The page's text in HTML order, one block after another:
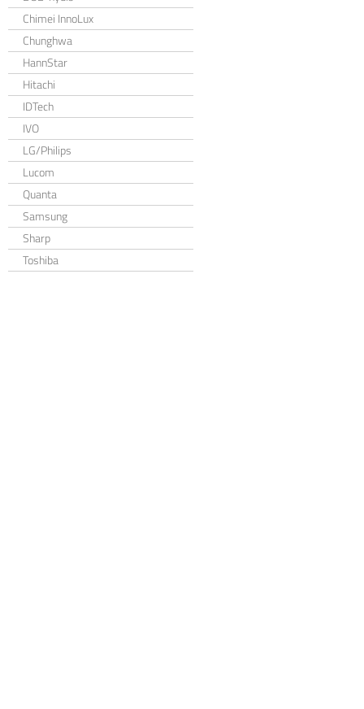
Chimei InnoLux
Chunghwa
HannStar
Hitachi
IDTech
IVO
LG/Philips
Lucom
Quanta
Samsung
Sharp
Toshiba